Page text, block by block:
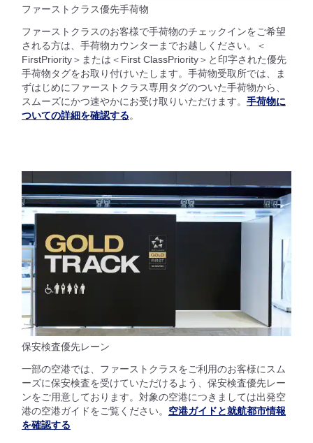
ファーストクラス優先手荷物
ファーストクラスのお客様で手荷物のチェックインをご希望
される方は、手荷物カウンターまでお越しください。＜
FirstPriority＞または＜First ClassPriority＞と印字された優先
手荷物タグをお取り付けいたします。手荷物受取所では、ま
ずはじめにファーストクラス専用タグのついた手荷物から、
スムーズにかつ速やかにお受け取りいただけます。 手荷物に
ついての詳細を確認する。
保安検査優先レーン
一部の空港では、ファーストクラスをご利用のお客様にスム
ーズに保安検査を受けていただけるよう、保安検査優先レー
ンをご用意しております。対象の空港につきましては出発空
港の空港ガイドをご覧ください。 空港ガイドと就航都市情報
を確認する